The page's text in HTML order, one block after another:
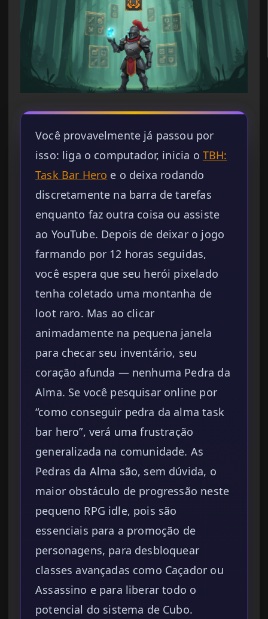
Você provavelmente já passou por
isso: liga o computador, inicia o TBH:
Task Bar Hero e o deixa rodando
discretamente na barra de tarefas
enquanto faz outra coisa ou assiste
ao YouTube. Depois de deixar o jogo
farmando por 12 horas seguidas,
você espera que seu herói pixelado
tenha coletado uma montanha de
loot raro. Mas ao clicar
animadamente na pequena janela
para checar seu inventário, seu
coração afunda — nenhuma Pedra da
Alma. Se você pesquisar online por
“como conseguir pedra da alma task
bar hero”, verá uma frustração
generalizada na comunidade. As
Pedras da Alma são, sem dúvida, o
maior obstáculo de progressão neste
pequeno RPG idle, pois são
essenciais para a promoção de
personagens, para desbloquear
classes avançadas como Caçador ou
Assassino e para liberar todo o
potencial do sistema de Cubo.